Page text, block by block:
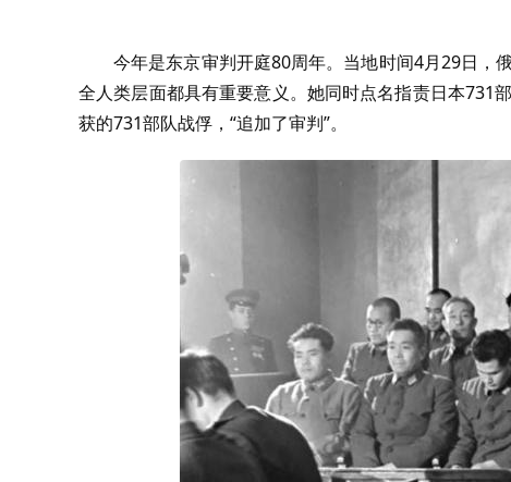
今年是东京审判开庭80周年。当地时间4月29日，
全人类层面都具有重要意义。她同时点名指责日本731
获的731部队战俘，“追加了审判”。